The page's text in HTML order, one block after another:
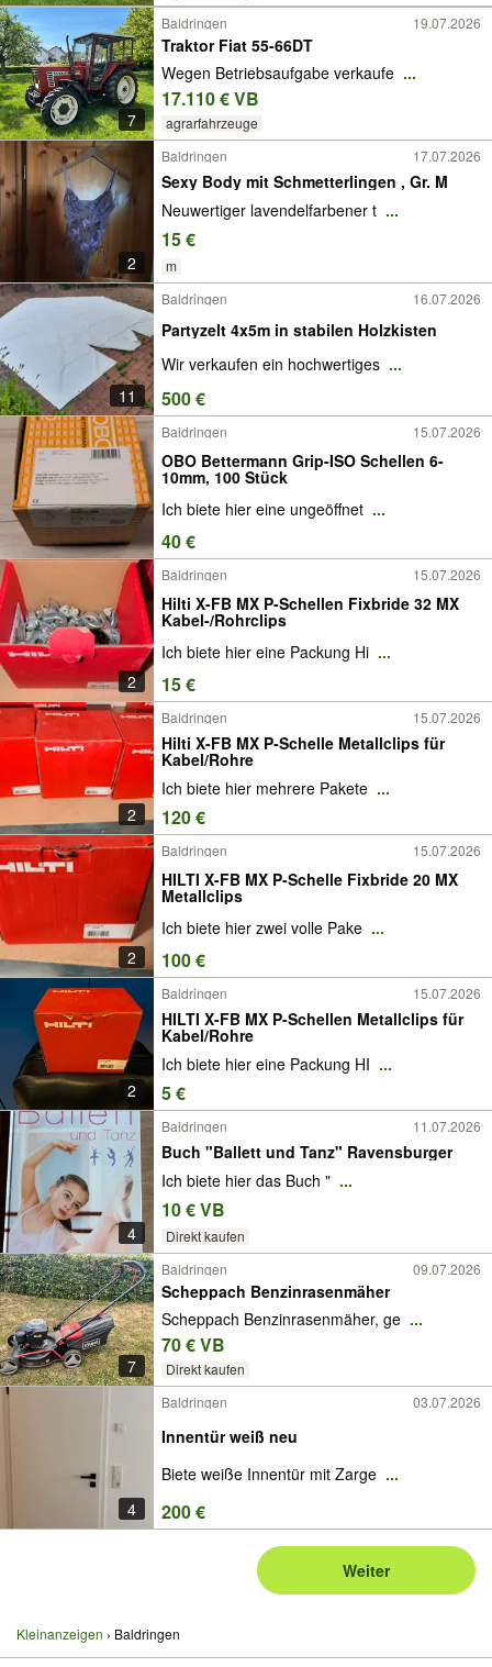
7
Baldringen 19.07.2026
Traktor Fiat 55-66DT
Wegen Betriebsaufgabe verkaufe ...
17.110 € VB
agrarfahrzeuge
2
Baldringen 17.07.2026
Sexy Body mit Schmetterlingen , Gr. M
Neuwertiger lavendelfarbener t ...
15 €
m
11
Baldringen 16.07.2026
Partyzelt 4x5m in stabilen Holzkisten
Wir verkaufen ein hochwertiges ...
500 €
Baldringen 15.07.2026
OBO Bettermann Grip-ISO Schellen 6-
10mm, 100 Stück
Ich biete hier eine ungeöffnet ...
40 €
2
Baldringen 15.07.2026
Hilti X-FB MX P-Schellen Fixbride 32 MX
Kabel-/Rohrclips
Ich biete hier eine Packung Hi ...
15 €
2
Baldringen 15.07.2026
Hilti X-FB MX P-Schelle Metallclips für
Kabel/Rohre
Ich biete hier mehrere Pakete ...
120 €
2
Baldringen 15.07.2026
HILTI X-FB MX P-Schelle Fixbride 20 MX
Metallclips
Ich biete hier zwei volle Pake ...
100 €
2
Baldringen 15.07.2026
HILTI X-FB MX P-Schellen Metallclips für
Kabel/Rohre
Ich biete hier eine Packung HI ...
5 €
4
Baldringen 11.07.2026
Buch "Ballett und Tanz" Ravensburger
Ich biete hier das Buch " ...
10 € VB
Direkt kaufen
7
Baldringen 09.07.2026
Scheppach Benzinrasenmäher
Scheppach Benzinrasenmäher, ge ...
70 € VB
Direkt kaufen
4
Baldringen 03.07.2026
Innentür weiß neu
Biete weiße Innentür mit Zarge ...
200 €
Weiter
Kleinanzeigen Baldringen